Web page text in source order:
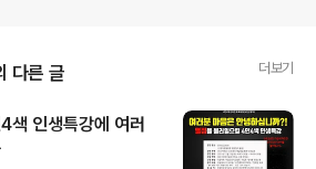
다른 글 더보기
색 인생특강에 여러